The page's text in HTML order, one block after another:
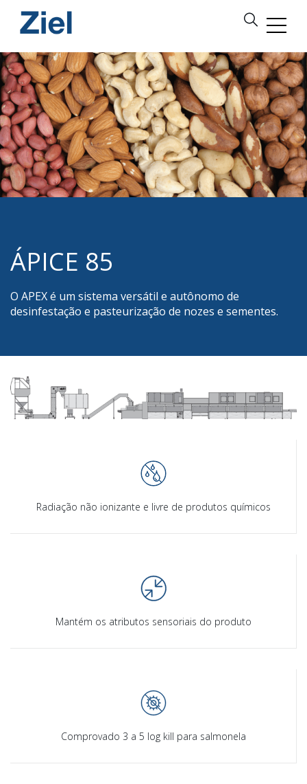
ÁPICE 85
O APEX é um sistema versátil e autônomo de
desinfestação e pasteurização de nozes e sementes.
Radiação não ionizante e livre de produtos químicos
Mantém os atributos sensoriais do produto
Comprovado 3 a 5 log kill para salmonela